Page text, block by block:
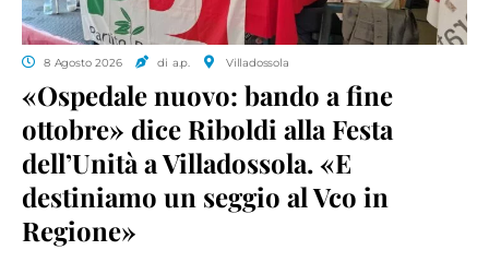
8 Agosto 2026 di a.p. Villadossola
«Ospedale nuovo: bando a fine
ottobre» dice Riboldi alla Festa
dell’Unità a Villadossola. «E
destiniamo un seggio al Vco in
Regione»